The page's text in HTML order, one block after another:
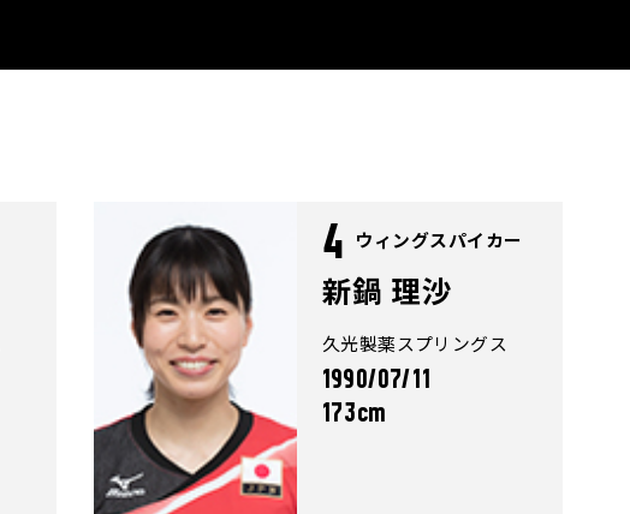
4 ウィングスパイカー
新鍋 理沙
久光製薬スプリングス
1990/07/11
173cm